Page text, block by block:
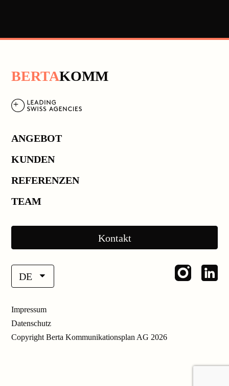
BERTAKOMM
ANGEBOT
KUNDEN
REFERENZEN
TEAM
Kontakt
DE
Impressum
Datenschutz
Copyright Berta Kommunikationsplan AG 2026